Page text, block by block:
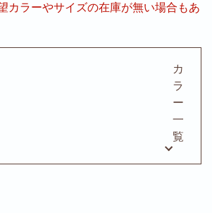
カラーやサイズの在庫が無い場合もあ
カ
ラ
ー
一
覧